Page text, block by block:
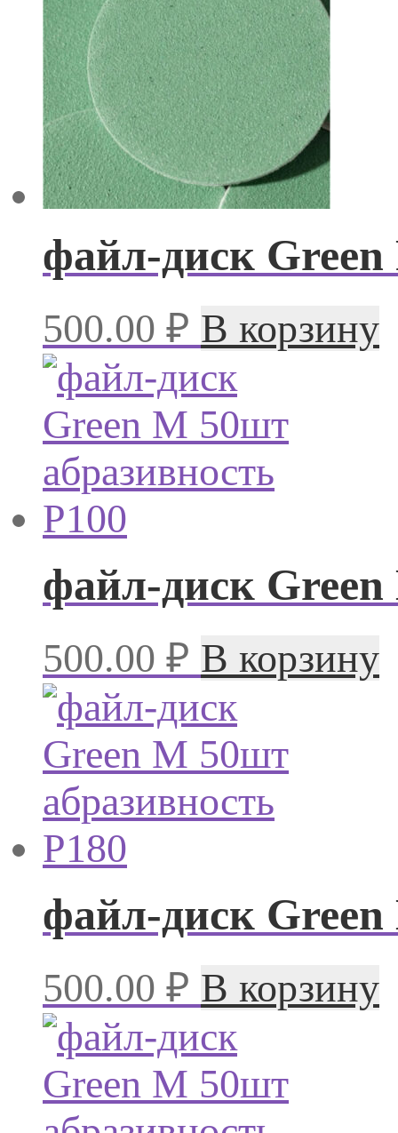
файл-диск
500.00 ₽ В корзину
файл-диск
500.00 ₽ В корзину
файл-диск
500.00 ₽ В корзину